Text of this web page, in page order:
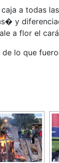
a todas
y
a flor el
lo que